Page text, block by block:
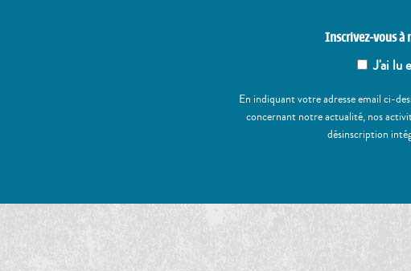
Inscrivez-vous à
J'ai lu
En indiquant votre adresse email ci-
concernant notre actualité, nos
désinscription